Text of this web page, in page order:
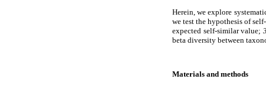
Herein, we explore
we test the hypothesis of
expected self-similar value;
beta diversity between
Materials and methods